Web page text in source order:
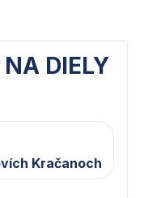
DIELY
Kračanoch